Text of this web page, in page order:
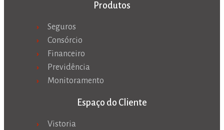
Produtos
Seguros
Consórcio
Financeiro
Previdência
Monitoramento
Espaço do Cliente
Vistoria